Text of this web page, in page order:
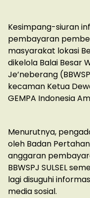
Kesimpang-siuran
pembayaran
masyarakat lokasi
dikelola Balai Besar
Je’neberang
kecaman Ketua
GEMPA Indonesia
Menurutnya,
oleh Badan
anggaran
BBWSPJ SULSEL
lagi disuguhi
media sosial.